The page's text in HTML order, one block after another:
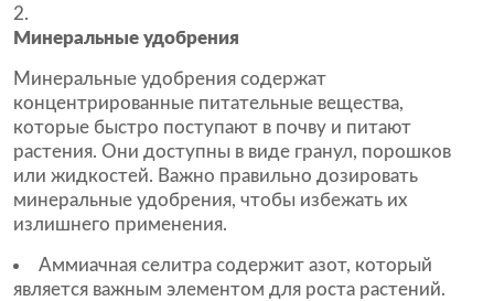
Минеральные удобрения
Минеральные удобрения содержат
концентрированные питательные вещества,
которые быстро поступают в почву и питают
растения. Они доступны в виде гранул, порошков
или жидкостей. Важно правильно дозировать
минеральные удобрения, чтобы избежать их
излишнего применения.
Аммиачная селитра содержит азот, который
является важным элементом для роста растений.